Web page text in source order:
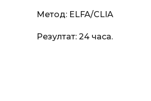
Метод: ELFA/CLIA
Резултат: 24 часа.